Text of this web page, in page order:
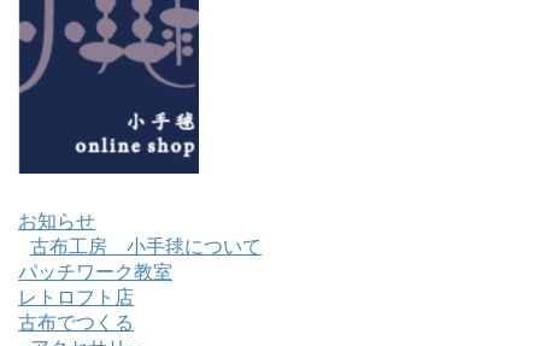
お知らせ
古布工房 小手毬について
パッチワーク教室
レトロフト店
古布でつくる